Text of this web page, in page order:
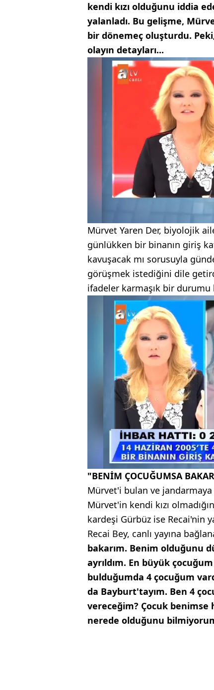
kendi kızı olduğunu iddia
yalanladı. Bu gelişme,
bir dönemeç oluşturdu.
olayın detayları...
Mürvet Yaren Der, biyolojik
günlükken bir binanın giriş
kavuşacak mı sorusuyla
görüşmek istediğini dile
ifadeler karmaşık bir
"BENİM ÇOCUĞUMSA
Mürvet'i bulan ve jandarmaya
Mürvet'in kendi kızı
kardeşi Gürbüz ise Recai'nin
Recai Bey, canlı yayına
bakarım. Benim olduğunu
ayrıldım. En büyük
bulduğumda 4 çocuğum
da Bayburt'tayım. Ben 4
vereceğim? Çocuk benimse
nerede olduğunu